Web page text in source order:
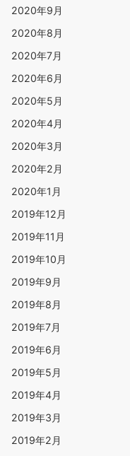
2020年9月
2020年8月
2020年7月
2020年6月
2020年5月
2020年4月
2020年3月
2020年2月
2020年1月
2019年12月
2019年11月
2019年10月
2019年9月
2019年8月
2019年7月
2019年6月
2019年5月
2019年4月
2019年3月
2019年2月